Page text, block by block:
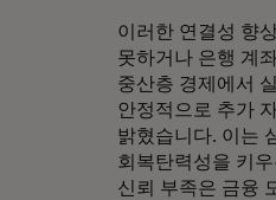
이러한 연결성 향
못하거나 은행 계
중산층 경제에서
안정적으로 추가
밝혔습니다. 이는
회복탄력성을 키
신뢰 부족은 금융